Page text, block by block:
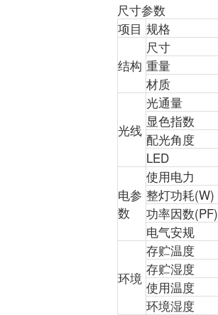
尺寸参数
项目 规格
结构
尺寸
重量
材质
光线
光通量
显色指数
配光角度
LED
电参
数
使用电力
整灯功耗(W)
功率因数(PF)
电气安规
环境
存贮温度
存贮湿度
使用温度
环境湿度